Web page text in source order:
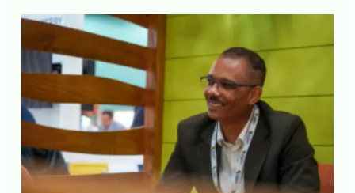
Guadeloupe. Musique. Les Habissois
customisent et bonifient le Bèlè
traditionnel
• ParAgnès Mathey•8